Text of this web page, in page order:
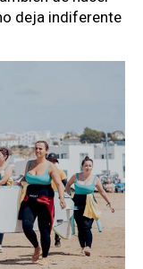
deja indiferente